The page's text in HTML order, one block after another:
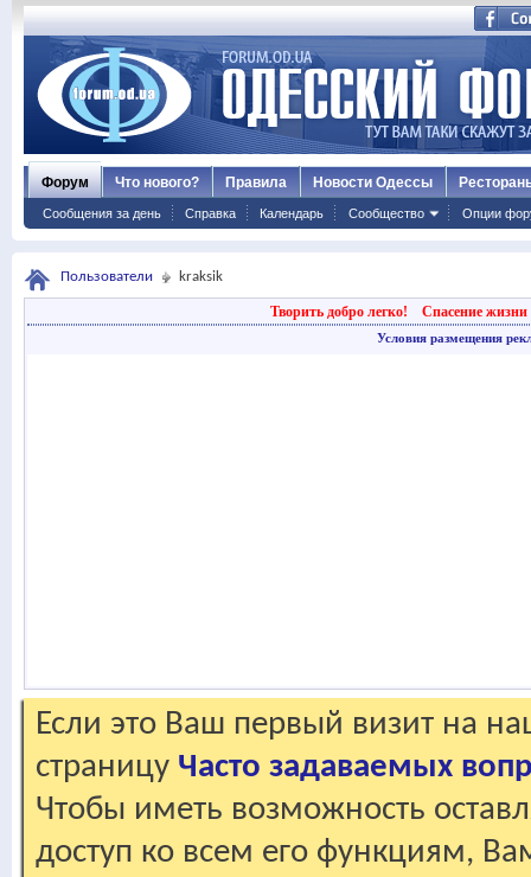
Форум
Сообщения за день Справка Календарь Сообщество Опции
Что нового? Правила Новости Одессы
Пользователи kraksik
Творить добро легко! Спасение жизни
Условия размещения
Если это Ваш первый визит на
страницу Часто задаваемых
Чтобы иметь возможность
доступ ко всем его функциям,